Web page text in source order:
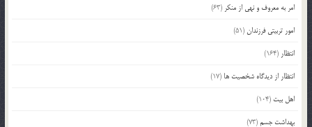
امر به معروف و نهی از منکر (63)
امور تربیتی فرزندان(51)
انتظار (164)
انتظار از دیدگاه شخصیت ها (17)
اهل بیت (104)
بهداشت جسم(73)